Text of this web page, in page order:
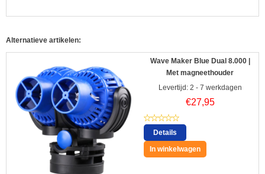
Alternatieve artikelen:
Wave Maker Blue Dual 8.000 |
Met magneethouder
Levertijd: 2 - 7 werkdagen
€27,95
Details
In winkelwagen